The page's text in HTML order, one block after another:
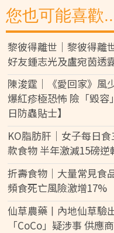
您也可能喜歡
黎彼得離世｜黎彼得離
好友鍾志光及盧宛茵透
陳浚霆｜《愛回家》風
爆紅疹極恐怖 險「毀
日防蟲貼士】
KO脂肪肝｜女子每日
款食物 半年激減15磅逆
折壽食物｜大量常見食
頻食死亡風險激增17%
仙草農藥丨內地仙草驗
「CoCo」疑涉事 供應